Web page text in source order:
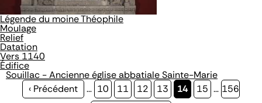
Légende du moine Théophile
Moulage
Relief
Datation
Vers 1140
Édifice
Souillac - Ancienne église abbatiale Sainte-Marie
Page
‹ Précédent … Page
10 Page
11 Page
12 Page
13
Page
14 Page
15 … Page
156